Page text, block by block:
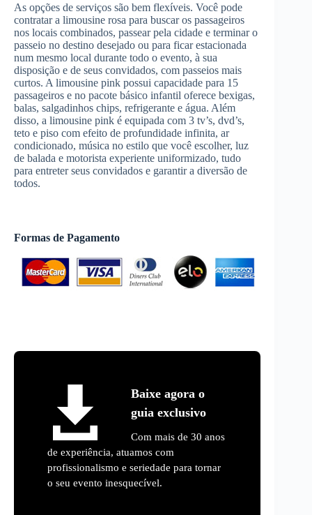
As opções de serviços são bem flexíveis. Você pode
contratar a limousine rosa para buscar os passageiros
nos locais combinados, passear pela cidade e terminar o
passeio no destino desejado ou para ficar estacionada
num mesmo local durante todo o evento, à sua
disposição e de seus convidados, com passeios mais
curtos. A limousine pink possui capacidade para 15
passageiros e no pacote básico infantil oferece bexigas,
balas, salgadinhos chips, refrigerante e água. Além
disso, a limousine pink é equipada com 3 tv’s, dvd’s,
teto e piso com efeito de profundidade infinita, ar
condicionado, música no estilo que você escolher, luz
de balada e motorista experiente uniformizado, tudo
para entreter seus convidados e garantir a diversão de
todos.
Formas de Pagamento
Baixe agora o
guia exclusivo
Com mais de 30 anos
de experiência, atuamos com
profissionalismo e seriedade para tornar
o seu evento inesquecível.